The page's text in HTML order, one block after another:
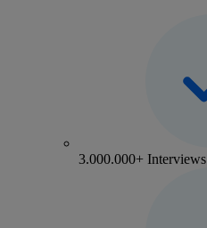
3.000.000+ Interviews